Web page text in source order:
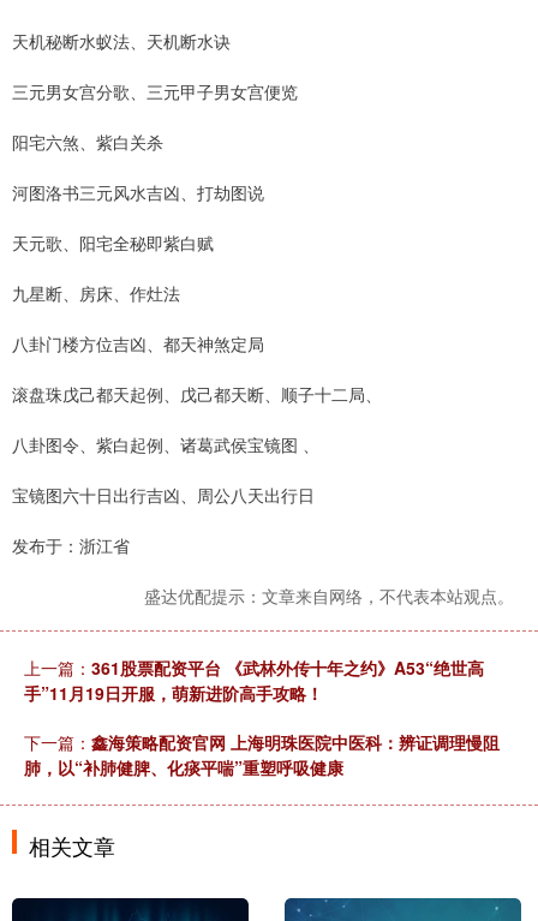
天机秘断水蚁法、天机断水诀
三元男女宫分歌、三元甲子男女宫便览
阳宅六煞、紫白关杀
河图洛书三元风水吉凶、打劫图说
天元歌、阳宅全秘即紫白赋
九星断、房床、作灶法
八卦门楼方位吉凶、都天神煞定局
滚盘珠戊己都天起例、戊己都天断、顺子十二局、
八卦图令、紫白起例、诸葛武侯宝镜图 、
宝镜图六十日出行吉凶、周公八天出行日
发布于：浙江省
盛达优配提示：文章来自网络，不代表本站观点。
上一篇： 361股票配资平台 《武林外传十年之约》A53“绝世高
手”11月19日开服，萌新进阶高手攻略！
下一篇： 鑫海策略配资官网 上海明珠医院中医科：辨证调理慢阻
肺，以“补肺健脾、化痰平喘”重塑呼吸健康
相关文章